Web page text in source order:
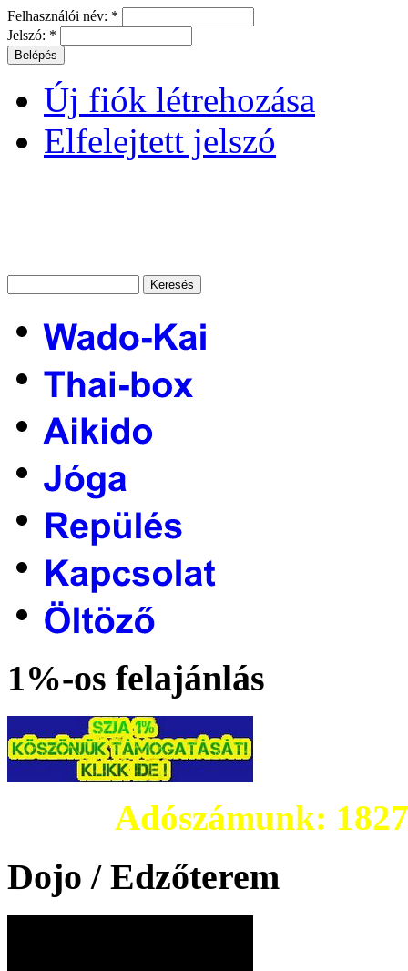
Felhasználói név: *
Jelszó: *
Új fiók létrehozása
Elfelejtett jelszó
1%-os felajánlás
Adószámunk:
Dojo / Edzőterem